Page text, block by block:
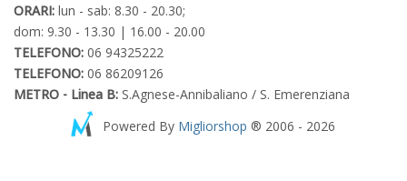
ORARI: lun - sab: 8.30 - 20.30;
dom: 9.30 - 13.30 | 16.00 - 20.00
TELEFONO: 06 94325222
TELEFONO: 06 86209126
METRO - Linea B: S.Agnese-Annibaliano / S. Emerenziana
Powered By Migliorshop ® 2006 - 2026